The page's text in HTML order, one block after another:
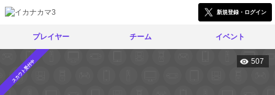
新規登録・ログイン
プレイヤー チーム イベント
スカウト受付中 507